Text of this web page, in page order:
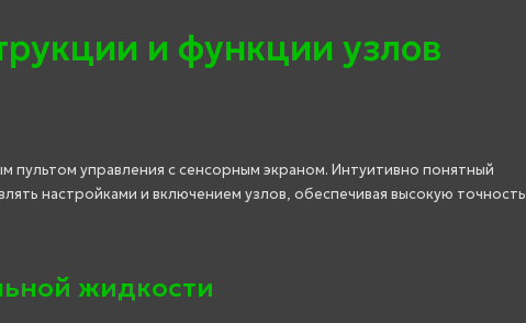
и функции узлов
пультом управления с сенсорным экраном. Интуитивно понятный
настройками и включением узлов, обеспечивая высокую
жидкости